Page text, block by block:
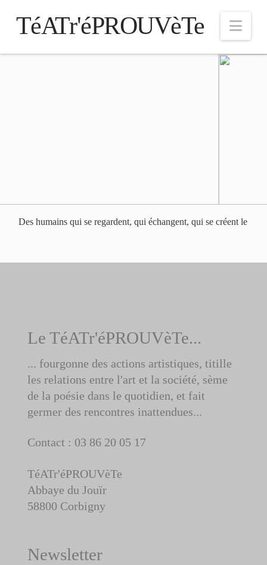
TéATr'éPROUVèTe
Des humainsqui se regardent, qui échangent, qui se créent les
Le TéATr'éPROUVèTe...
... fourgonne des actions artistiques, titille
les relations entre l'art et la société, sème
de la poésie dans le quotidien, et fait
germer des rencontres inattendues...
Contact : 03 86 20 05 17
TéATr'éPROUVèTe
Abbaye du Jouïr
58800 Corbigny
Newsletter